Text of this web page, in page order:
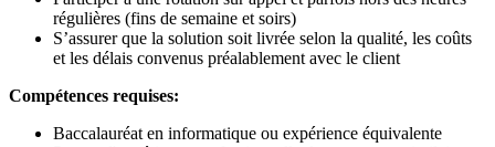
régulières (fins de semaine et soirs)
S’assurer que la solution soit livrée selon la qualité, les coûts
et les délais convenus préalablement avec le client
Compétences requises:
Baccalauréat en informatique ou expérience équivalente